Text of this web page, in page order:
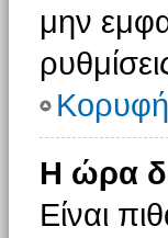
μην
Κορυφή
Η ώρα
Είναι